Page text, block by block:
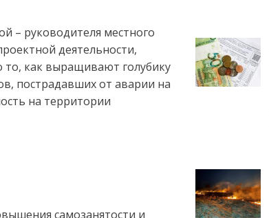
– руководителя местного
деятельности,
то, как выращивают голубику
пострадавших от аварии на
на территории
самозанятости и